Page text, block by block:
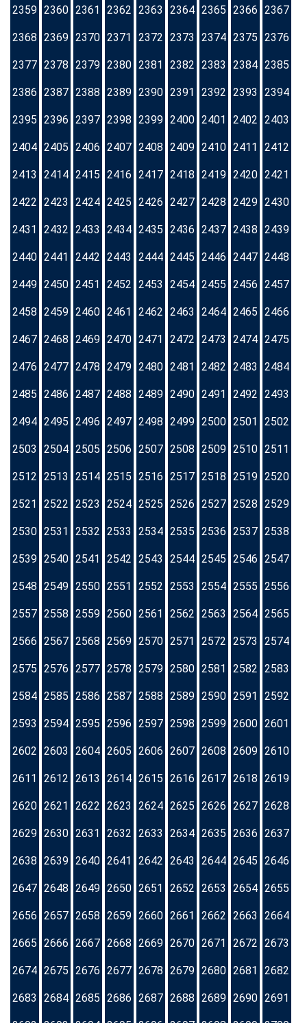
2359 2360 2361 2362 2363 2364 2365 2366 2367
2368 2369 2370 2371 2372 2373 2374 2375 2376
2377 2378 2379 2380 2381 2382 2383 2384 2385
2386 2387 2388 2389 2390 2391 2392 2393 2394
2395 2396 2397 2398 2399 2400 2401 2402 2403
2404 2405 2406 2407 2408 2409 2410 2411 2412
2413 2414 2415 2416 2417 2418 2419 2420 2421
2422 2423 2424 2425 2426 2427 2428 2429 2430
2431 2432 2433 2434 2435 2436 2437 2438 2439
2440 2441 2442 2443 2444 2445 2446 2447 2448
2449 2450 2451 2452 2453 2454 2455 2456 2457
2458 2459 2460 2461 2462 2463 2464 2465 2466
2467 2468 2469 2470 2471 2472 2473 2474 2475
2476 2477 2478 2479 2480 2481 2482 2483 2484
2485 2486 2487 2488 2489 2490 2491 2492 2493
2494 2495 2496 2497 2498 2499 2500 2501 2502
2503 2504 2505 2506 2507 2508 2509 2510 2511
2512 2513 2514 2515 2516 2517 2518 2519 2520
2521 2522 2523 2524 2525 2526 2527 2528 2529
2530 2531 2532 2533 2534 2535 2536 2537 2538
2539 2540 2541 2542 2543 2544 2545 2546 2547
2548 2549 2550 2551 2552 2553 2554 2555 2556
2557 2558 2559 2560 2561 2562 2563 2564 2565
2566 2567 2568 2569 2570 2571 2572 2573 2574
2575 2576 2577 2578 2579 2580 2581 2582 2583
2584 2585 2586 2587 2588 2589 2590 2591 2592
2593 2594 2595 2596 2597 2598 2599 2600 2601
2602 2603 2604 2605 2606 2607 2608 2609 2610
2611 2612 2613 2614 2615 2616 2617 2618 2619
2620 2621 2622 2623 2624 2625 2626 2627 2628
2629 2630 2631 2632 2633 2634 2635 2636 2637
2638 2639 2640 2641 2642 2643 2644 2645 2646
2647 2648 2649 2650 2651 2652 2653 2654 2655
2656 2657 2658 2659 2660 2661 2662 2663 2664
2665 2666 2667 2668 2669 2670 2671 2672 2673
2674 2675 2676 2677 2678 2679 2680 2681 2682
2683 2684 2685 2686 2687 2688 2689 2690 2691